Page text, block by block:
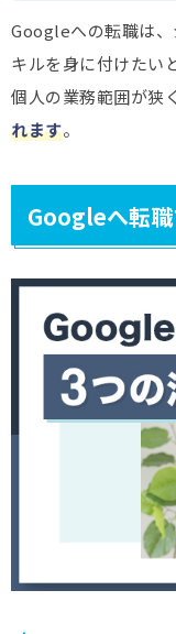
Googleへの転職は
キルを身に付けたい
個人の業務範囲が狭く
れます。
Googleへ転